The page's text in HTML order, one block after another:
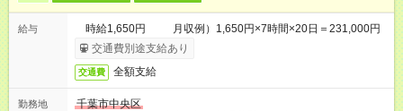
給与
時給1,650円 月収例）1,650円×7時間×20日＝231,000円
交通費別途支給あり
交通費 全額支給
勤務地
千葉市中央区